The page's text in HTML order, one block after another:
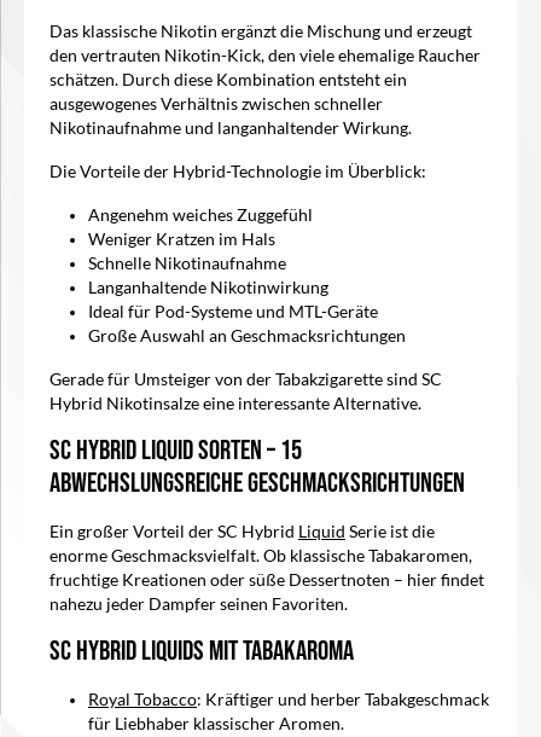
Das klassische Nikotin ergänzt die Mischung und erzeugt
den vertrauten Nikotin-Kick, den viele ehemalige Raucher
schätzen. Durch diese Kombination entsteht ein
ausgewogenes Verhältnis zwischen schneller
Nikotinaufnahme und langanhaltender Wirkung.
Die Vorteile der Hybrid-Technologie im Überblick:
Angenehm weiches Zuggefühl
Weniger Kratzen im Hals
Schnelle Nikotinaufnahme
Langanhaltende Nikotinwirkung
Ideal für Pod-Systeme und MTL-Geräte
Große Auswahl an Geschmacksrichtungen
Gerade für Umsteiger von der Tabakzigarette sind SC
Hybrid Nikotinsalze eine interessante Alternative.
SC Hybrid Liquid Sorten – 15
abwechslungsreiche Geschmacksrichtungen
Ein großer Vorteil der SC Hybrid Liquid Serie ist die
enorme Geschmacksvielfalt. Ob klassische Tabakaromen,
fruchtige Kreationen oder süße Dessertnoten – hier findet
nahezu jeder Dampfer seinen Favoriten.
SC Hybrid Liquids mit Tabakaroma
Royal Tobacco: Kräftiger und herber Tabakgeschmack
für Liebhaber klassischer Aromen.